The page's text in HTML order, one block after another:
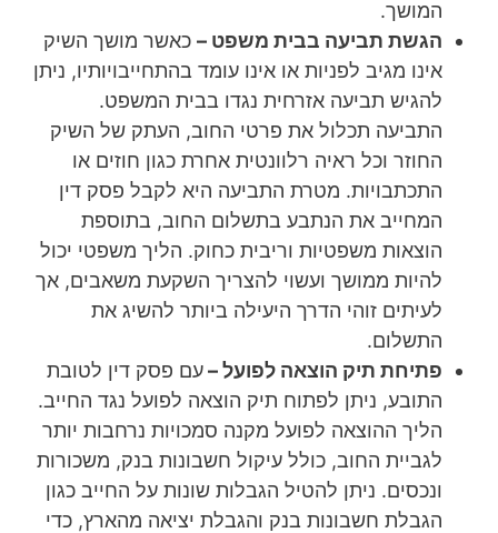
המושך.
הגשת תביעה בבית משפט – כאשר מושך השיק
אינו מגיב לפניות או אינו עומד בהתחייבויותיו, ניתן
להגיש תביעה אזרחית נגדו בבית המשפט.
התביעה תכלול את פרטי החוב, העתק של השיק
החוזר וכל ראיה רלוונטית אחרת כגון חוזים או
התכתבויות. מטרת התביעה היא לקבל פסק דין
המחייב את הנתבע בתשלום החוב, בתוספת
הוצאות משפטיות וריבית כחוק. הליך משפטי יכול
להיות ממושך ועשוי להצריך השקעת משאבים, אך
לעיתים זוהי הדרך היעילה ביותר להשיג את
התשלום.
פתיחת תיק הוצאה לפועל –עם פסק דין לטובת
התובע, ניתן לפתוח תיק הוצאה לפועל נגד החייב.
הליך ההוצאה לפועל מקנה סמכויות נרחבות יותר
לגביית החוב, כולל עיקול חשבונות בנק, משכורות
ונכסים. ניתן להטיל הגבלות שונות על החייב כגון
הגבלת חשבונות בנק והגבלת יציאה מהארץ, כדי